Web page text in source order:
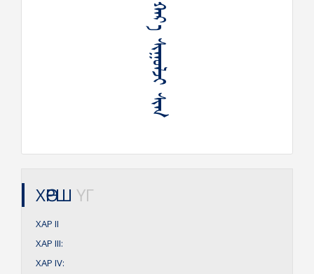
ᠬᠠᠷ᠎ᠠ ᠰᠢᠭᠤᠯᠵᠢ ᠰᠢᠭ᠋
ХӨРШ ҮГ
ХАР II
ХАР III:
ХАР IV: